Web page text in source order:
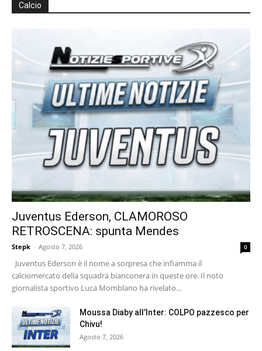
Calcio
Juventus Ederson, CLAMOROSO
RETROSCENA: spunta Mendes
Stepk - Agosto 7, 2026 0
Juventus Ederson è il nome a sorpresa che infiamma il
calciomercato della squadra bianconera in queste ore. Il noto
giornalista sportivo Luca Momblano ha rivelato...
Moussa Diaby all’Inter: COLPO pazzesco per
Chivu!
Agosto 7, 2026